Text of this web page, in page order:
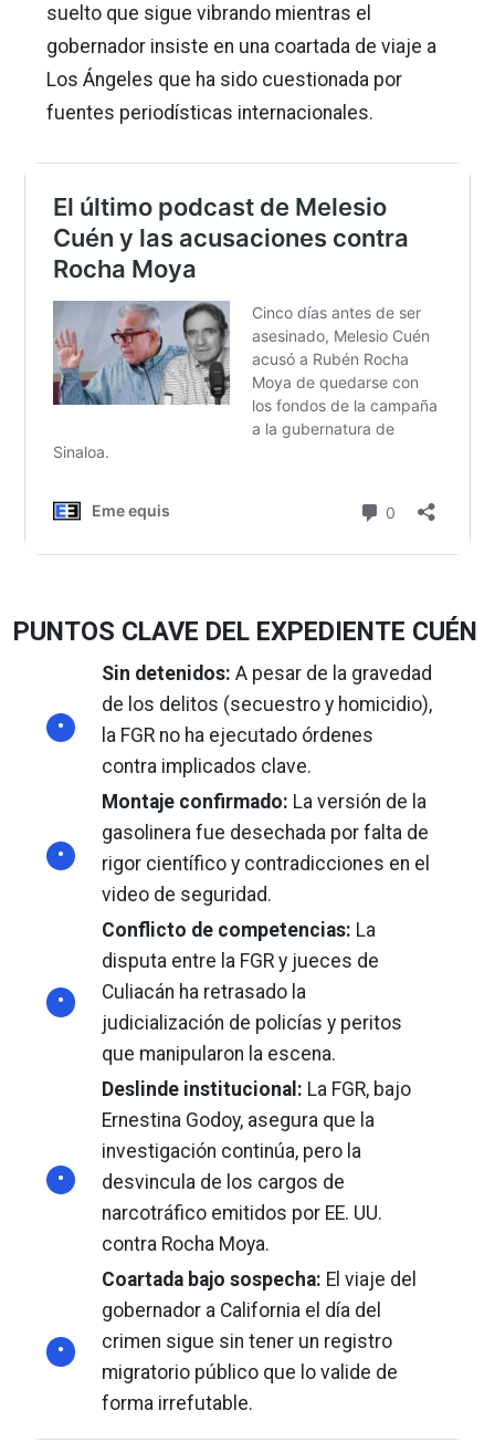
suelto que sigue vibrando mientras el
gobernador insiste en una coartada de viaje a
Los Ángeles que ha sido cuestionada por
fuentes periodísticas internacionales.
PUNTOS CLAVE DEL EXPEDIENTE CUÉN
Sin detenidos: A pesar de la gravedad
de los delitos (secuestro y homicidio),
la FGR no ha ejecutado órdenes
contra implicados clave.
Montaje confirmado: La versión de la
gasolinera fue desechada por falta de
rigor científico y contradicciones en el
video de seguridad.
Conflicto de competencias: La
disputa entre la FGR y jueces de
Culiacán ha retrasado la
judicialización de policías y peritos
que manipularon la escena.
Deslinde institucional: La FGR, bajo
Ernestina Godoy, asegura que la
investigación continúa, pero la
desvincula de los cargos de
narcotráfico emitidos por EE. UU.
contra Rocha Moya.
Coartada bajo sospecha: El viaje del
gobernador a California el día del
crimen sigue sin tener un registro
migratorio público que lo valide de
forma irrefutable.